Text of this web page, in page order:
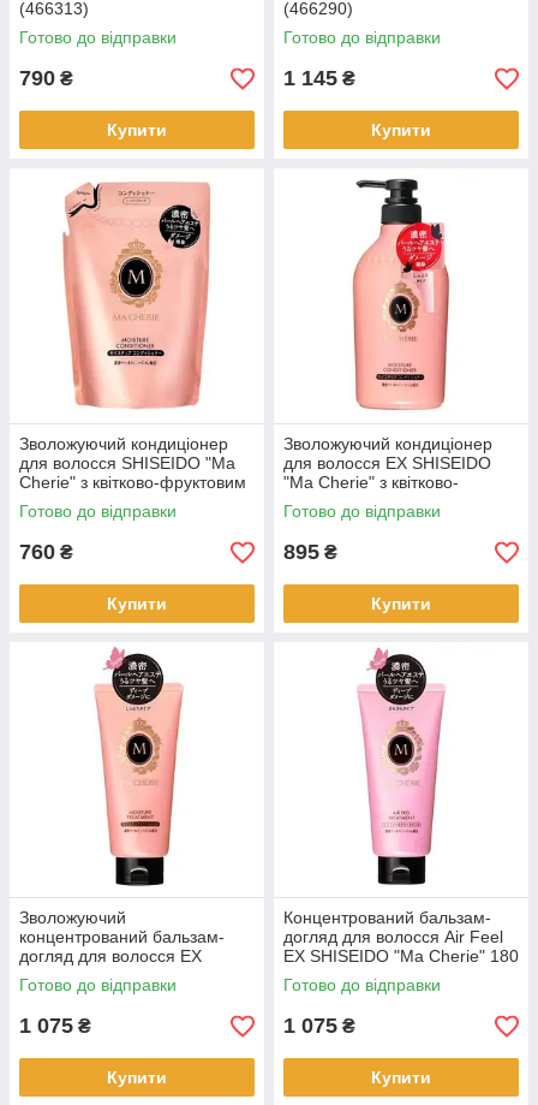
(466313)
Готово до відправки
790 ₴
Купити
(466290)
Готово до відправки
1 145 ₴
Купити
Зволожуючий кондиціонер
для волосся SHISEIDO "Ma
Cherie" з квітково-фруктовим
ароматом, запаска,380
мл(447671)
Готово до відправки
760 ₴
Купити
Зволожуючий кондиціонер
для волосся EX SHISEIDO
"Ma Cherie" з квітково-
фруктовим ароматом 450 мл.
(447664)
Готово до відправки
895 ₴
Купити
Зволожуючий
концентрований бальзам-
догляд для волосся EX
SHISEIDO "Ma Cherie", 180 гр
(447688)
Готово до відправки
1 075 ₴
Купити
Концентрований бальзам-
догляд для волосся Air Feel
EX SHISEIDO "Ma Cherie" 180
гр.
Готово до відправки
1 075 ₴
Купити